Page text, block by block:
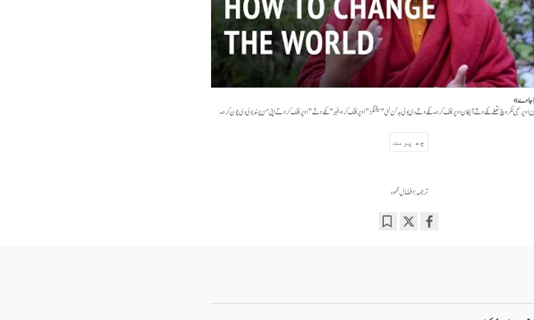
جاوے»
سجی نکر وچ تھلے نکے وشے آئیکان اوپر کلک کرو۔ نکے وشے دی بولی بدلن لئی "سیٹنگز" اوپر کلک کرو، فیر "نکے وشے" اوپر کلک کرو تے اپنی من پسند بولی دی چون کرو۔
چھ پرمت
ترجمہ: افضال محمود